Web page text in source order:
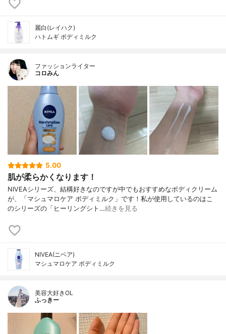
麗白(レイハク)
ハトムギ ボディミルク
ファッションライター
コロみん
5.00
肌が柔らかくなります！
NIVEAシリーズ、結構好きなのですが中でもおすすめなボディクリーム
が、「マシュマロケア ボディミルク」です！私が使用しているのはこ
のシリーズの「ヒーリングシト…続きを見る
NIVEA(ニベア)
マシュマロケア ボディミルク
美容大好きOL
ふっきー